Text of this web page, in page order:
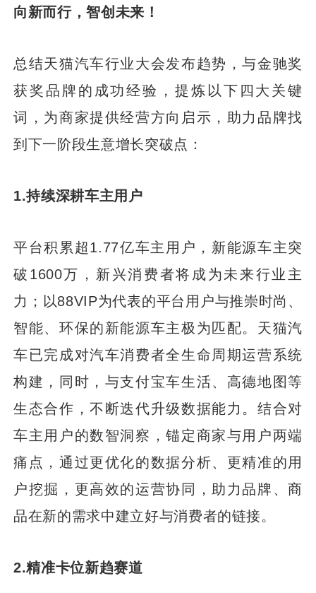
向新而行，智创未来！
总结天猫汽车行业大会发布趋势，与金驰奖
获奖品牌的成功经验，提炼以下四大关键
词，为商家提供经营方向启示，助力品牌找
到下一阶段生意增长突破点：
1.持续深耕车主用户
平台积累超1.77亿车主用户，新能源车主突
破1600万，新兴消费者将成为未来行业主
力；以88VIP为代表的平台用户与推崇时尚、
智能、环保的新能源车主极为匹配。天猫汽
车已完成对汽车消费者全生命周期运营系统
构建，同时，与支付宝车生活、高德地图等
生态合作，不断迭代升级数据能力。结合对
车主用户的数智洞察，锚定商家与用户两端
痛点，通过更优化的数据分析、更精准的用
户挖掘，更高效的运营协同，助力品牌、商
品在新的需求中建立好与消费者的链接。
2.精准卡位新趋赛道